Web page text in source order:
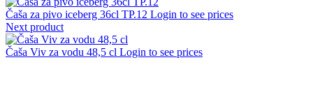
Čaša za pivo iceberg 36cl TP.12 Login to see prices
Next product
Čaša Viv za vodu 48,5 cl Login to see prices